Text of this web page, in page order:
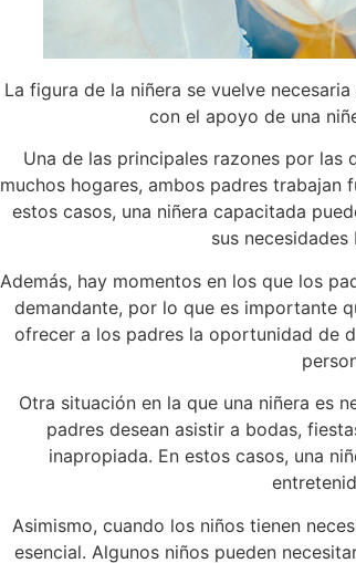
La figura de la niñera se vuelve
con el apoyo de una
Una de las principales razones por las
muchos hogares, ambos padres trabajan
estos casos, una niñera capacitada
sus
Además, hay momentos en los que los
demandante, por lo que es importante
ofrecer a los padres la oportunidad de
Otra situación en la que una niñera es
padres desean asistir a bodas,
inapropiada. En estos casos, una
Asimismo, cuando los niños tienen
esencial. Algunos niños pueden